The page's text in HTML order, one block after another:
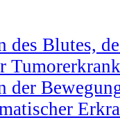
des Blutes,
der